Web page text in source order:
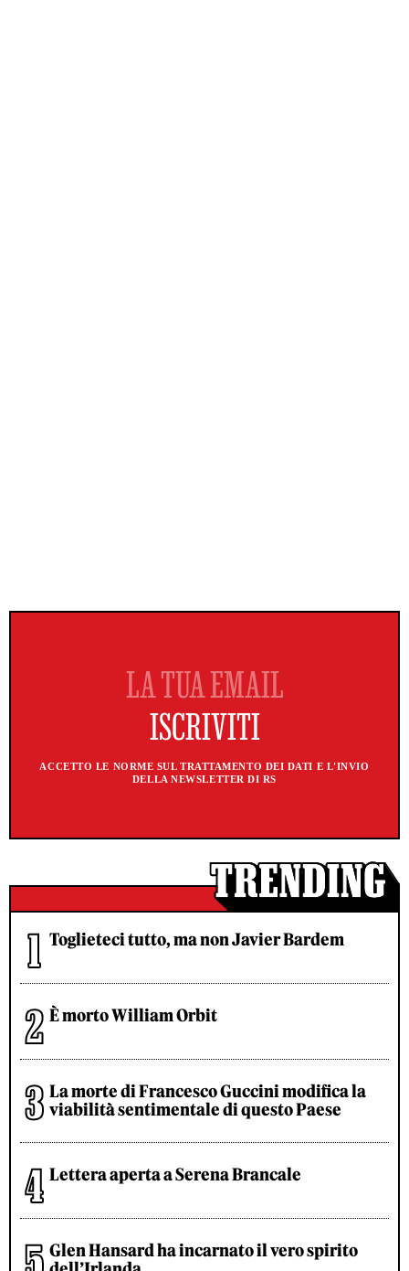
ACCETTO LE NORME SUL TRATTAMENTO DEI DATI E L'INVIO
DELLA NEWSLETTER DI RS
Toglieteci tutto, ma non Javier Bardem
È morto William Orbit
La morte di Francesco Guccini modifica la
viabilità sentimentale di questo Paese
Lettera aperta a Serena Brancale
Glen Hansard ha incarnato il vero spirito